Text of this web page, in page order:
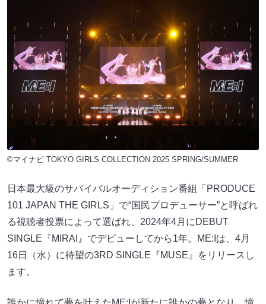
©マイナビ TOKYO GIRLS COLLECTION 2025 SPRING/SUMMER
日本最大級のサバイバルオーディション番組「PRODUCE
101 JAPAN THE GIRLS」で“国民プロデューサー”と呼ばれ
る視聴者投票によって選ばれ、2024年4月にDEBUT
SINGLE『MIRAI』でデビューしてから1年。ME:Iは、4月
16日（水）に待望の3RD SINGLE『MUSE』をリリースし
ます。